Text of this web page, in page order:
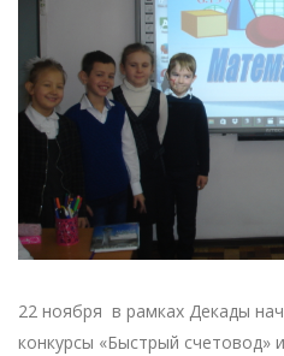
22 ноября в рамках Декады
конкурсы «Быстрый счетовод»